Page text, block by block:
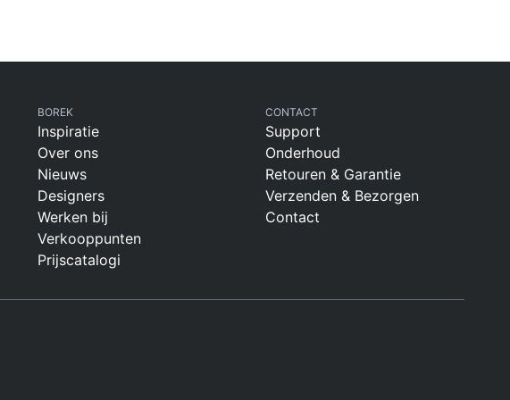
BOREK
Inspiratie
Over ons
Nieuws
Designers
Werken bij
Verkooppunten
Prijscatalogi
CONTACT
Support
Onderhoud
Retouren & Garantie
Verzenden & Bezorgen
Contact